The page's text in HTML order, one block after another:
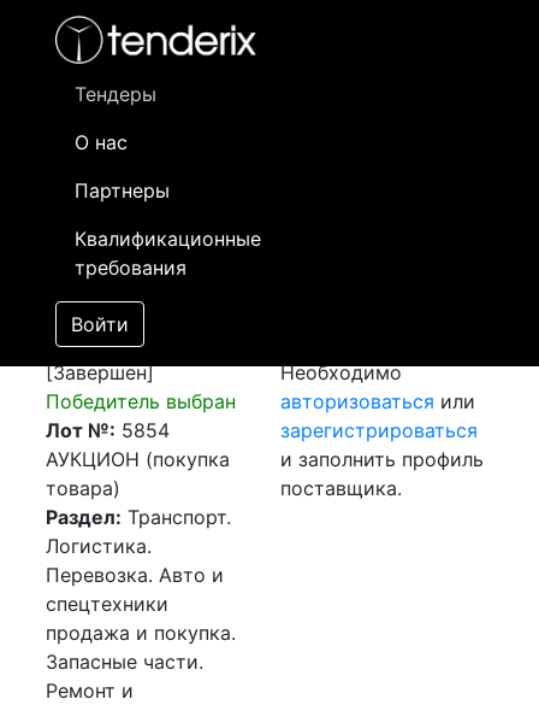
Тендеры
О нас
Партнеры
Квалификационные
требования
Войти
- активный лот
- сохраненный лот (не опубликован)
Закупка: Ж/д.
перевозка ст.
Туркестан (697800),
РК - ст. Жанаарка
(676202), РК
[Завершен]
Победитель выбран
Лот №: 5854
АУКЦИОН (покупка
товара)
Раздел: Транспорт.
Логистика.
Перевозка. Авто и
спецтехники
продажа и покупка.
Запасные части.
Ремонт и
Необходимо
авторизоваться или
зарегистрироваться
и заполнить профиль
поставщика.